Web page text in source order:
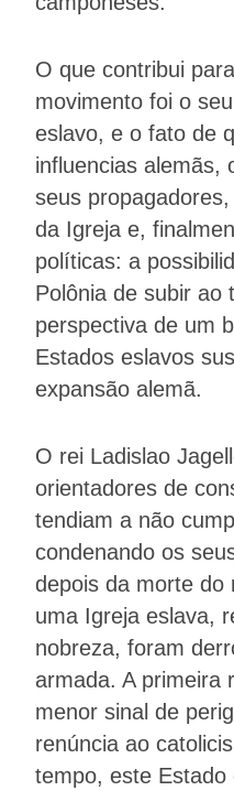
O que contribui
movimento foi o
eslavo, e o fato de
influencias alemãs,
seus
da Igreja e,
políticas: a
Polônia de subir ao
perspectiva de um
Estados eslavos
expansão alemã.
O rei Ladislao
orientadores de
tendiam a não
condenando os
depois da morte do
uma Igreja eslava,
nobreza, foram
armada. A primeira
menor sinal de
renúncia ao
tempo, este Estado